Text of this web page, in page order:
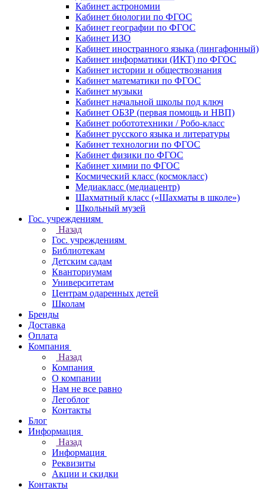
Кабинет астрономии
Кабинет биологии по ФГОС
Кабинет географии по ФГОС
Кабинет ИЗО
Кабинет иностранного языка (лингафонный)
Кабинет информатики (ИКТ) по ФГОС
Кабинет истории и обществознания
Кабинет математики по ФГОС
Кабинет музыки
Кабинет начальной школы под ключ
Кабинет ОБЗР (первая помощь и НВП)
Кабинет робототехники / Робо-класс
Кабинет русского языка и литературы
Кабинет технологии по ФГОС
Кабинет физики по ФГОС
Кабинет химии по ФГОС
Космический класс (космокласс)
Медиакласс (медиацентр)
Шахматный класс («Шахматы в школе»)
Школьный музей
Гос. учреждениям
Назад
Гос. учреждениям
Библиотекам
Детским садам
Кванториумам
Университетам
Центрам одаренных детей
Школам
Бренды
Доставка
Оплата
Компания
Назад
Компания
О компании
Нам не все равно
Легоблог
Контакты
Блог
Информация
Назад
Информация
Реквизиты
Акции и скидки
Контакты